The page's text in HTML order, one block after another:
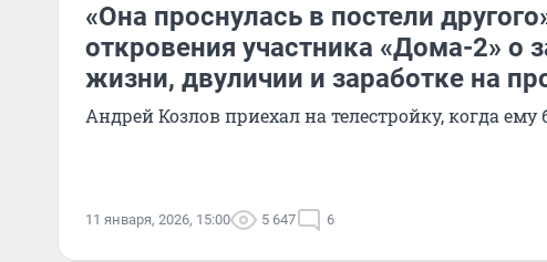
«Она проснулась в постели
откровения участника «Дома-2» о
жизни, двуличии и заработке на
Андрей Козлов приехал на телестройку, когда ему
11 января, 2026, 15:00 5 647 6